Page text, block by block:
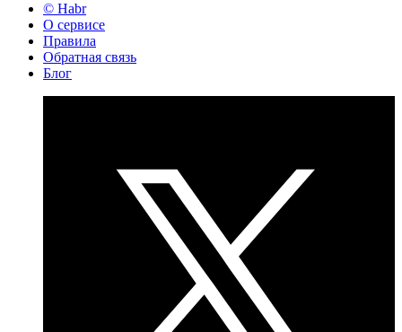
© Habr
О сервисе
Правила
Обратная связь
Блог